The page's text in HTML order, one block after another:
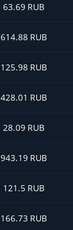
63.69 RUB
614.88 RUB
125.98 RUB
428.01 RUB
28.09 RUB
943.19 RUB
121.5 RUB
166.73 RUB